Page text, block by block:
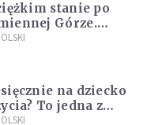
stanie po
Górze.
dwóch
na dziecko
To jedna z
"Rozwój